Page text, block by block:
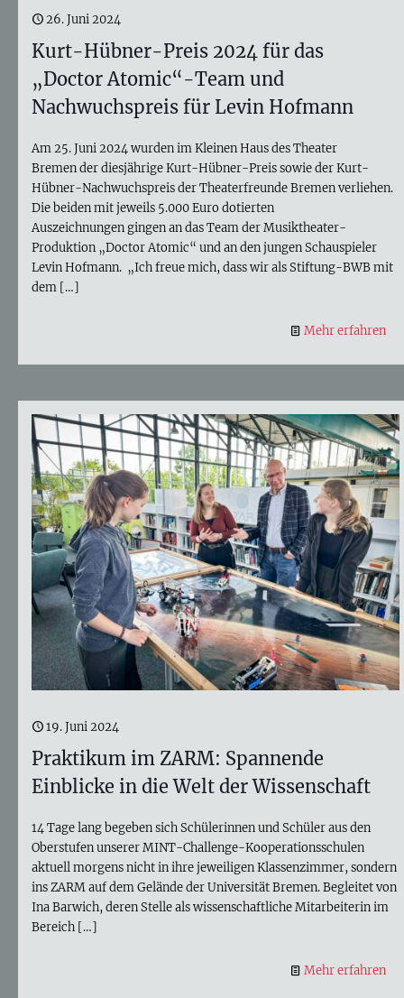
26. Juni 2024
Kurt-Hübner-Preis 2024 für das
„Doctor Atomic“-Team und
Nachwuchspreis für Levin Hofmann
Am 25. Juni 2024 wurden im Kleinen Haus des Theater
Bremen der diesjährige Kurt-Hübner-Preis sowie der Kurt-
Hübner-Nachwuchspreis der Theaterfreunde Bremen verliehen.
Die beiden mit jeweils 5.000 Euro dotierten
Auszeichnungen gingen an das Team der Musiktheater-
Produktion „Doctor Atomic“ und an den jungen Schauspieler
Levin Hofmann. „Ich freue mich, dass wir als Stiftung-BWB mit
dem […]
Mehr erfahren
19. Juni 2024
Praktikum im ZARM: Spannende
Einblicke in die Welt der Wissenschaft
14 Tage lang begeben sich Schülerinnen und Schüler aus den
Oberstufen unserer MINT-Challenge-Kooperationsschulen
aktuell morgens nicht in ihre jeweiligen Klassenzimmer, sondern
ins ZARM auf dem Gelände der Universität Bremen. Begleitet von
Ina Barwich, deren Stelle als wissenschaftliche Mitarbeiterin im
Bereich […]
Mehr erfahren